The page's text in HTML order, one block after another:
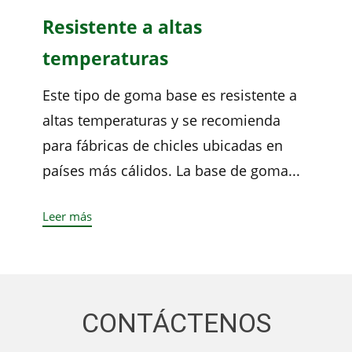
Resistente a altas
temperaturas
Este tipo de goma base es resistente a
altas temperaturas y se recomienda
para fábricas de chicles ubicadas en
países más cálidos. La base de goma...
Leer más
CONTÁCTENOS